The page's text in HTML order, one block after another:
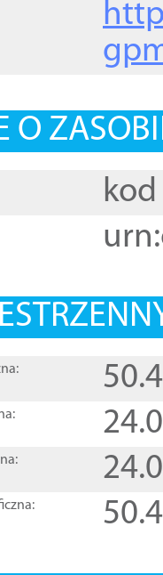
O
kod